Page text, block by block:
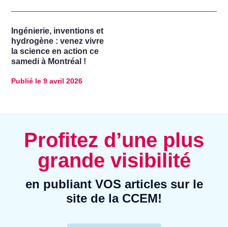
Ingénierie, inventions et
hydrogène : venez vivre
la science en action ce
samedi à Montréal !
Publié le 9 avril 2026
Profitez d’une plus
grande visibilité
en publiant VOS articles sur le
site de la CCEM!